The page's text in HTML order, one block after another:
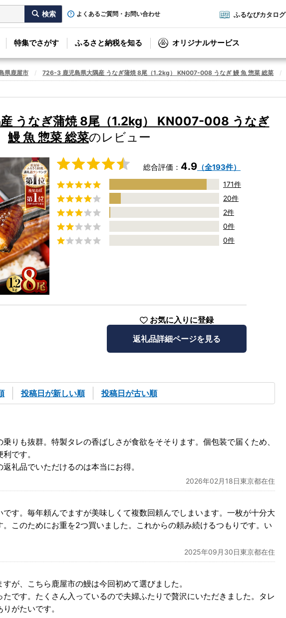
よくあるご質問・お問い合わせ ふるなびカタログ
特集でさがす ふるさと納税を知る オリジナルサービス
県鹿屋市 726-3 鹿児島県大隅産 うなぎ蒲焼 8尾（1.2kg） KN007-008 うなぎ 鰻 魚 惣菜 総菜
うなぎ蒲焼 8尾（1.2kg） KN007-008 うなぎ
鰻 魚 惣菜 総菜のレビュー
総合評価： 4.9 （全193件）
171件
20件
2件
0件
0件
お気に入りに登録
返礼品詳細ページを見る
投稿日が新しい順 投稿日が古い順
りも抜群。特製タレの香ばしさが食欲をそそります。個包装で届くため、
です。
礼品でいただけるのは本当にお得。
2026年02月18日東京都在住
す。毎年頼んでますが美味しくて複数回頼んでしまいます。一枚が十分大
このためにお重を2つ買いました。これからの頼み続けるつもりです。い
2025年09月30日東京都在住
が、こちら鹿屋市の鰻は今回初めて選びました。
です。たくさん入っているので夫婦ふたりで贅沢にいただきました。タレ
がたいです。